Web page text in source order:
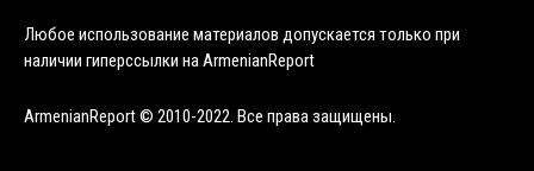
Любое использование материалов допускается только при
наличии гиперссылки на ArmenianReport
ArmenianReport © 2010-2022. Все права защищены.